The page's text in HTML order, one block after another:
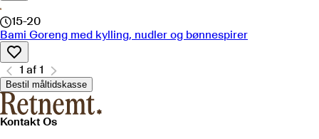
15-20
Bami Goreng med kylling, nudler og bønnespirer
1 af 1
Bestil måltidskasse
Kontakt Os